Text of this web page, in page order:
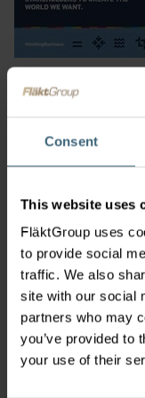
Consent
This website uses
FläktGroup uses
to provide social
traffic. We also
site with our social
partners who may
you’ve provided to
your use of their
FläktGroup
Sözleşmesi'nin
işçi haklarına saygı
yolsuzluğa karşı
konumumuzu